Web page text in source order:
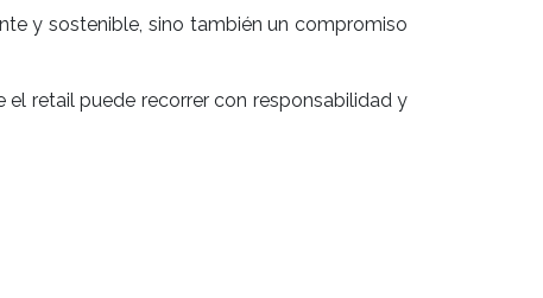
y sostenible, sino también un compromiso
retail puede recorrer con responsabilidad y